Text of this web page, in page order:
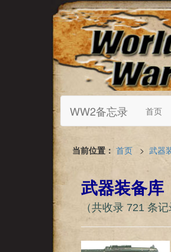
WW2备忘录 首页
当前位置： 首页 > 武器
武器装备库
（共收录 721 条记